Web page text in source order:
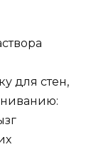
для стен,